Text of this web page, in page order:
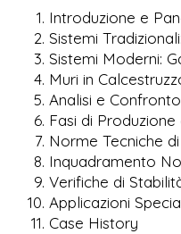
Introduzione e
Sistemi
Sistemi Moderni:
Muri in
Analisi e
Fasi di
Norme Tecniche
Inquadramento
Verifiche di
Applicazioni
Case History